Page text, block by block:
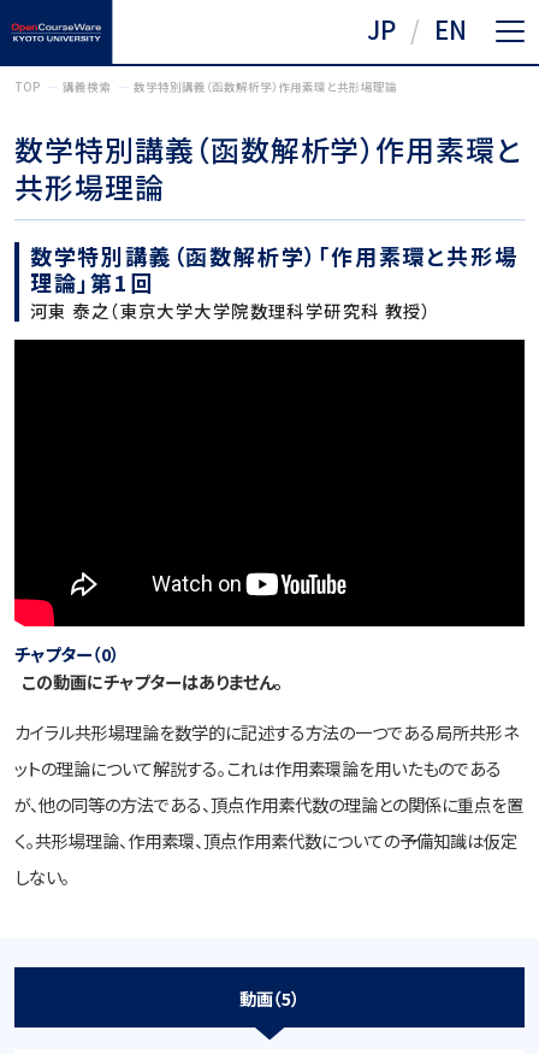
JP EN
TOP 講義検索 数学特別講義（函数解析学）作用素環と共形場理論
数学特別講義（函数解析学）作用素環と
共形場理論
数学特別講義（函数解析学）「作用素環と共形場
理論」第1回
河東 泰之（東京大学大学院数理科学研究科 教授）
チャプター（0）
この動画にチャプターはありません。
カイラル共形場理論を数学的に記述する方法の一つである局所共形ネ
ットの理論について解説する。これは作用素環論を用いたものである
が、他の同等の方法である、頂点作用素代数の理論との関係に重点を置
く。共形場理論、作用素環、頂点作用素代数についての予備知識は仮定
しない。
動画（5）